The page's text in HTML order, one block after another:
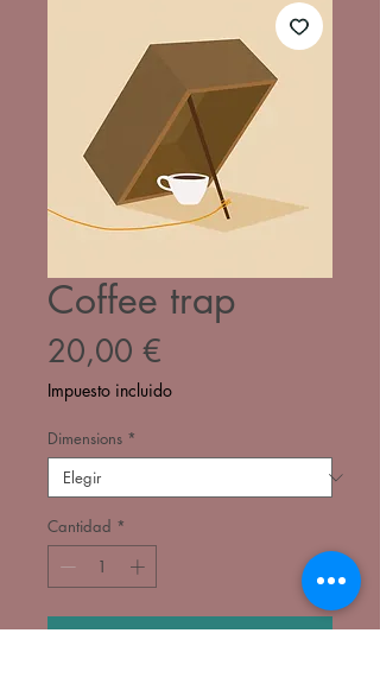
Coffee trap
20,00 €
Impuesto incluido
Dimensions *
Cantidad *